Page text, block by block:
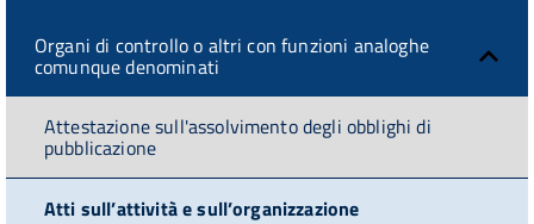
Organi di controllo o altri con funzioni analoghe
comunque denominati
Attestazione sull'assolvimento degli obblighi di
pubblicazione
Atti sull’attività e sull’organizzazione